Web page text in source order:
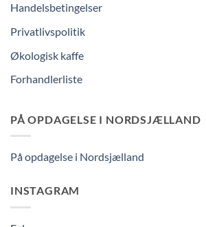
Handelsbetingelser
Privatlivspolitik
Økologisk kaffe
Forhandlerliste
PÅ OPDAGELSE I NORDSJÆLLAND
På opdagelse i Nordsjælland
INSTAGRAM